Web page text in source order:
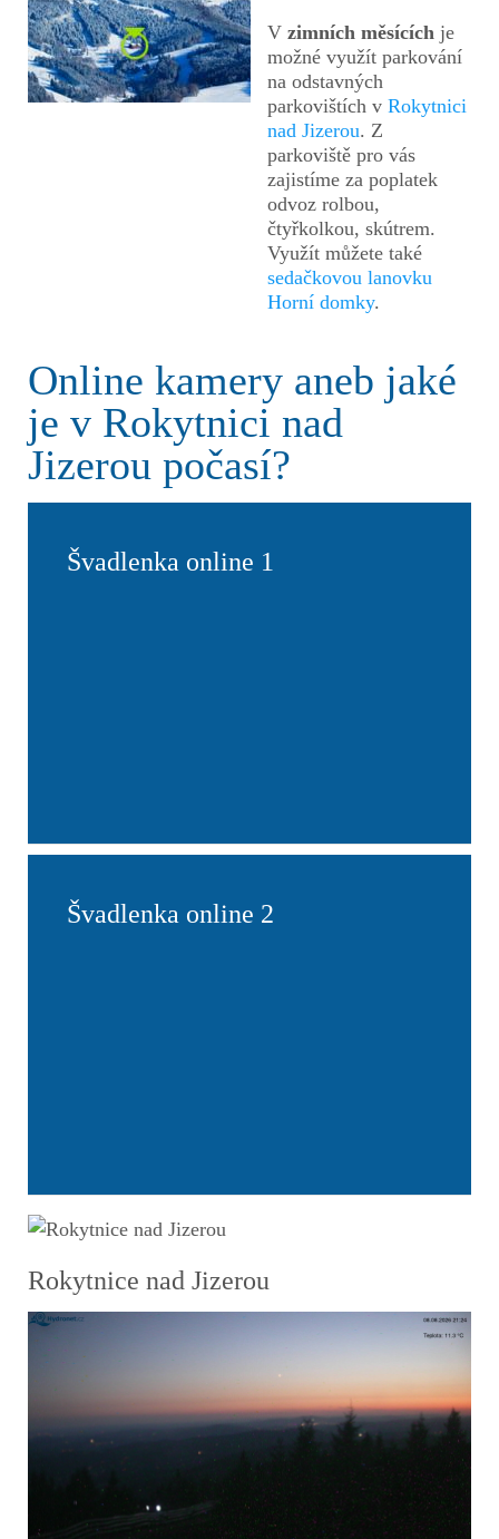
V zimních měsících je
možné využít parkování
na odstavných
parkovištích v Rokytnici
nad Jizerou. Z
parkoviště pro vás
zajistíme za poplatek
odvoz rolbou,
čtyřkolkou, skútrem.
Využít můžete také
sedačkovou lanovku
Horní domky.
Online kamery aneb jaké
je v Rokytnici nad
Jizerou počasí?
Švadlenka online 1
Švadlenka online 2
Rokytnice nad Jizerou